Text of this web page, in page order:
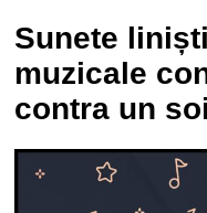
Sunete
muzicale
contra un